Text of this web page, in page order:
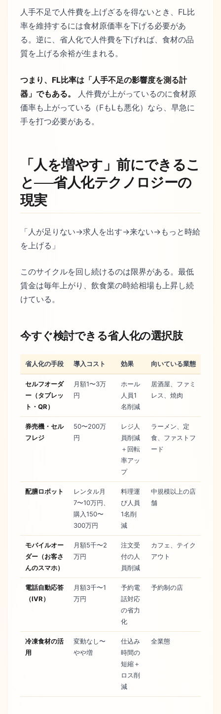
人手不足で人件費を上げざるを得ないとき、FL比
率を維持するには食材原価率を下げる必要があ
る。逆に、省人化で人件費を下げれば、食材の品
質を上げる余裕が生まれる。
つまり、FL比率は「人手不足の影響度を測る計
器」でもある。
人件費が上がっているのに食材原
価率も上がっている（FもLも悪化）なら、早急に
手を打つ必要がある。
「人を増やす」前にできるこ
と──省人化テクノロジーの
現実
「人が足りない→求人を出す→来ない→もっと時給
を上げる」
このサイクルを回し続けるのは限界がある。最低
賃金は毎年上がり、飲食業の時給相場も上昇し続
けている。
今すぐ検討できる省人化の選択肢
省人化の手段 導入コスト 効果 向いている業態
セルフオーダ
ー（タブレッ
ト・QR）
月額1〜3万
円
ホール
人員1
名削減
居酒屋、ファミ
レス、焼肉
券売機・セル
フレジ
50〜200万
円
レジ人
員削減
＋回転
率アッ
プ
ラーメン、定
食、ファストフ
ード
配膳ロボット
レンタル月
7〜10万円、
購入150〜
300万円
料理運
び人員
1名削
減
中規模以上の店
舗
モバイルオー
ダー（お客さ
んのスマホ）
月額5千〜2
万円
注文受
付の人
員削減
カフェ、テイク
アウト
電話自動応答
（IVR）
月額3千〜1
万円
予約電
話対応
の省力
化
予約制の店
冷凍食材の活
用
変動なし〜
やや増
仕込み
時間の
短縮＋
ロス削
減
全業態